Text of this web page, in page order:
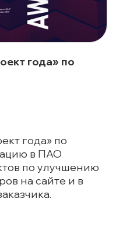
года» по
года» по
в ПАО
по улучшению
на сайте и в